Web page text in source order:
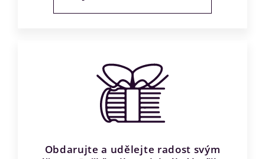
Obdarujte a udělejte radost svým